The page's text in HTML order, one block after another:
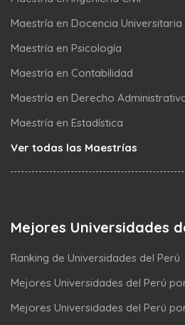
Maestría en Docencia Universitaria
Maestría en Psicología
Maestría en Contabilidad
Maestría en Derecho
Maestría en Estadística
Ver todas las Maestrías
Mejores Universidades
Ranking de Universidades del Perú
Mejores Universidades del Perú
Mejores Universidades del Perú